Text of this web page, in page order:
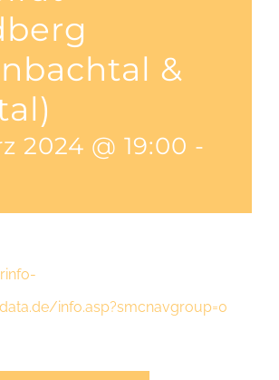
&
2024 @ 19:00 -
info.asp?smcnavgroup=0